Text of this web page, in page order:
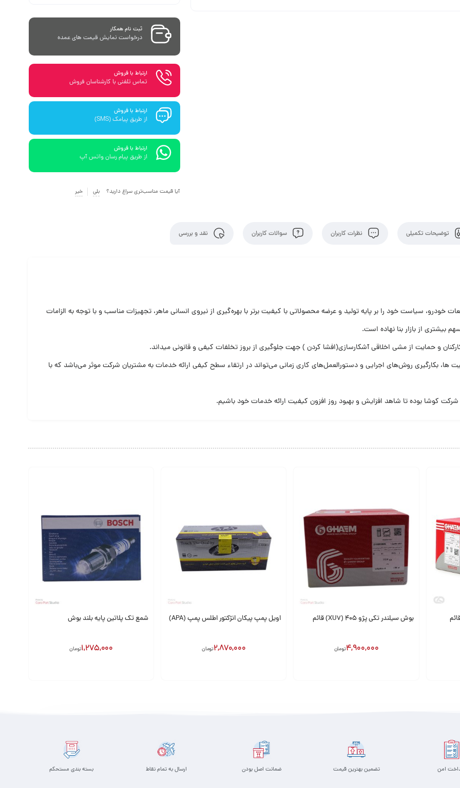
ثبت نام همکار
درخواست نمایش قیمت های عمده
ارتباط با فروش
تماس تلفنی با کارشناسان فروش
ارتباط با فروش
از طریق پیامک (SMS)
ارتباط با فروش
از طریق پیام رسان واتس آپ
آیا قیمت مناسب‌تری سراغ دارید؟ بلی خیر
توضیحات تکمیلی نظرات کاربران سوالات کاربران نقد و بررسی
خودرو، سیاست خود را بر پایه تولید و عرضه محصولاتی با کیفیت برتر با بهره‌گیری از نیروی انسانی ماهر، تجهیزات مناسب و با توجه به الزامات
بیشتری از بازار بنا نهاده است.
و حمایت از مشی اخلاقی آشکارسازی(افشا کردن ) جهت جلوگیری از بروز تخلفات کیفی و قانونی میداند.
ها، بکارگیری روش‌های اجرایی و دستورالعمل‌های کاری زمانی می‌تواند در ارتقاء سطح کیفی ارائه خدمات به مشتریان شرکت موثر می‌باشد که با
کوشا بوده تا شاهد افزایش و بهبود روز افزون کیفیت ارائه خدمات خود باشیم.
بوش سیلندر تکی پژو 405 (XU7) قائم
4,900,000تومان
اویل پمپ پیکان انژکتور اطلس پمپ (APA)
2,870,000تومان
شمع تک پلاتین پایه بلند بوش
1,275,000تومان
امن تضمین بهترین قیمت ضمانت اصل بودن ارسال به تمام نقاط بسته بندی مستحکم